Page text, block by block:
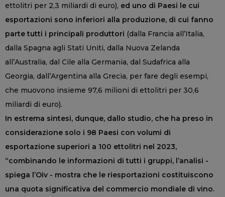
ettolitri per 2,3 miliardi di euro), ed uno di Paesi le cui
esportazioni sono inferiori alla produzione, di cui fanno
parte tutti i principali produttori (dalla Francia all’Italia,
dalla Spagna agli Stati Uniti, dalla Nuova Zelanda
all’Australia, dal Cile alla Germania, dal Sudafrica alla
Georgia, dall’Argentina alla Grecia, per fare degli esempi,
che muovono insieme 97,6 milioni di ettolitri per 30,6
miliardi di euro).
In estrema sintesi, dunque, dallo studio, che ha preso in
considerazione solo i 98 Paesi con volumi di
esportazione superiori a 100 ettolitri nel 2023,
“combinando le informazioni di tutti i gruppi, l’analisi -
spiega l’Oiv - mostra che le riesportazioni costituiscono
una quota significativa del commercio mondiale di vino.